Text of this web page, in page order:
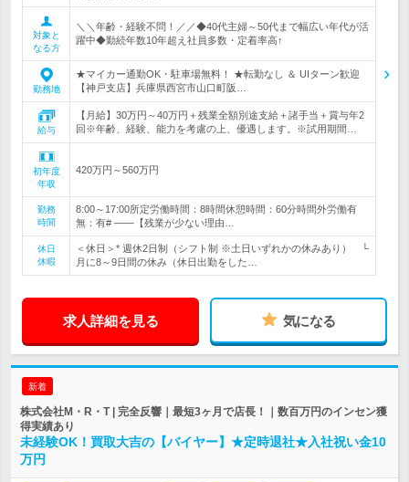
対象と
なる方
＼＼年齢・経験不問！／／◆40代主婦～50代まで幅広い年代が活
躍中◆勤続年数10年超え社員多数・定着率高↑
勤務地
★マイカー通勤OK・駐車場無料！ ★転勤なし ＆ UIターン歓迎
【神戸支店】兵庫県西宮市山口町阪…
給与
【月給】30万円～40万円＋残業全額別途支給＋諸手当＋賞与年2
回※年齢、経験、能力を考慮の上、優遇します。※試用期間…
初年度
年収
420万円～560万円
勤務
時間
8:00～17:00所定労働時間：8時間休憩時間：60分時間外労働有
無：有# ――【残業が少ない理由…
休日
休暇
＜休日＞* 週休2日制（シフト制 ※土日いずれかの休みあり） └
月に8～9日間の休み（休日出勤をした…
求人詳細を見る 気になる
新着
株式会社M・R・T | 完全反響｜最短3ヶ月で店長！｜数百万円のインセン獲
得実績あり
未経験OK！買取大吉の【バイヤー】★定時退社★入社祝い金10
万円